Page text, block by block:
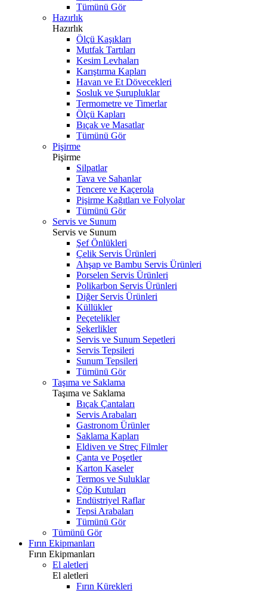
Tümünü Gör
Hazırlık
Hazırlık
Ölçü Kaşıkları
Mutfak Tartıları
Kesim Levhaları
Karıştırma Kapları
Havan ve Et Dövecekleri
Sosluk ve Şurupluklar
Termometre ve Timerlar
Ölçü Kapları
Bıçak ve Masatlar
Tümünü Gör
Pişirme
Pişirme
Silpatlar
Tava ve Sahanlar
Tencere ve Kaçerola
Pişirme Kağıtları ve Folyolar
Tümünü Gör
Servis ve Sunum
Servis ve Sunum
Şef Önlükleri
Çelik Servis Ürünleri
Ahşap ve Bambu Servis Ürünleri
Porselen Servis Ürünleri
Polikarbon Servis Ürünleri
Diğer Servis Ürünleri
Küllükler
Peçetelikler
Şekerlikler
Servis ve Sunum Sepetleri
Servis Tepsileri
Sunum Tepsileri
Tümünü Gör
Taşıma ve Saklama
Taşıma ve Saklama
Bıçak Çantaları
Servis Arabaları
Gastronom Ürünler
Saklama Kapları
Eldiven ve Streç Filmler
Çanta ve Poşetler
Karton Kaseler
Termos ve Suluklar
Çöp Kutuları
Endüstriyel Raflar
Tepsi Arabaları
Tümünü Gör
Tümünü Gör
Fırın Ekipmanları
Fırın Ekipmanları
El aletleri
El aletleri
Fırın Kürekleri